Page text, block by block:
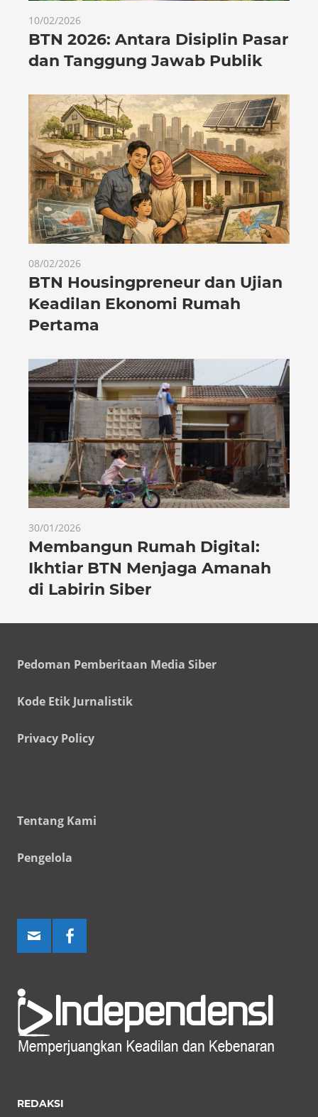
10/02/2026
BTN 2026: Antara Disiplin Pasar
dan Tanggung Jawab Publik
08/02/2026
BTN Housingpreneur dan Ujian
Keadilan Ekonomi Rumah
Pertama
30/01/2026
Membangun Rumah Digital:
Ikhtiar BTN Menjaga Amanah
di Labirin Siber
Pedoman Pemberitaan Media Siber
Kode Etik Jurnalistik
Privacy Policy
Tentang Kami
Pengelola
REDAKSI